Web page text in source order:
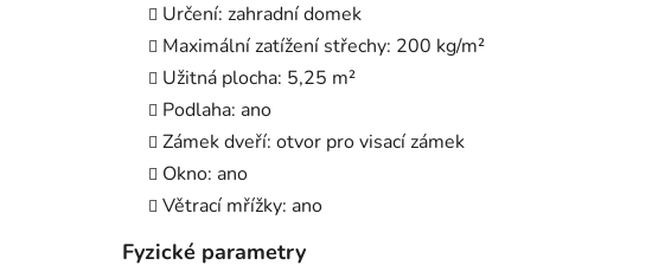
Určení: zahradní domek
Maximální zatížení střechy: 200 kg/m²
Užitná plocha: 5,25 m²
Podlaha: ano
Zámek dveří: otvor pro visací zámek
Okno: ano
Větrací mřížky: ano
Fyzické parametry